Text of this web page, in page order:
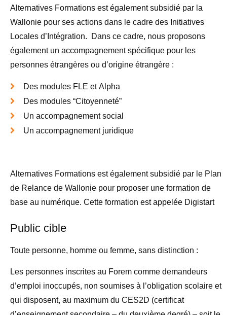
Alternatives Formations est également subsidié par la
Wallonie pour ses actions dans le cadre des Initiatives
Locales d’Intégration. Dans ce cadre, nous proposons
également un accompagnement spécifique pour les
personnes étrangères ou d’origine étrangère :
Des modules FLE et Alpha
Des modules “Citoyenneté”
Un accompagnement social
Un accompagnement juridique
Alternatives Formations est également subsidié par le Plan
de Relance de Wallonie pour proposer une formation de
base au numérique. Cette formation est appelée Digistart
Public cible
Toute personne, homme ou femme, sans distinction :
Les personnes inscrites au Forem comme demandeurs
d’emploi inoccupés, non soumises à l’obligation scolaire et
qui disposent, au maximum du CES2D (certificat